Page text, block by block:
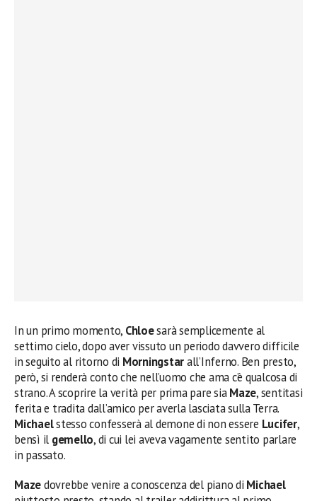
In un primo momento, Chloesarà semplicemente al
settimo cielo, dopo aver vissuto un periodo davvero difficile
in seguito al ritorno di Morningstarall’Inferno. Ben presto,
però, si renderà conto che nell’uomo che ama c’è qualcosa di
strano. A scoprire la verità per prima pare siaMaze, sentitasi
ferita e tradita dall’amico per averla lasciata sulla Terra.
Michaelstesso confesserà al demone di non essere Lucifer,
bensì il gemello, di cui lei aveva vagamente sentito parlare
in passato.
Mazedovrebbe venire a conoscenza del piano di Michael